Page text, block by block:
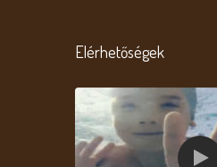
Elérhetőségek